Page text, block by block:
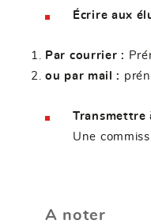
Écrire aux
Par courrier :
ou par mail :
Transmettre
Une
A noter